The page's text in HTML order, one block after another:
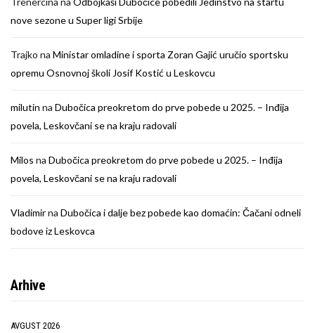
nove sezone u Super ligi Srbije
Trajko na Ministar omladine i sporta Zoran Gajić uručio sportsku
opremu Osnovnoj školi Josif Kostić u Leskovcu
milutin na Dubočica preokretom do prve pobede u 2025. – Inđija
povela, Leskovčani se na kraju radovali
Milos na Dubočica preokretom do prve pobede u 2025. – Inđija
povela, Leskovčani se na kraju radovali
Vladimirna Dubočica i dalje bez pobede kao domaćin: Čačani odneli
bodove iz Leskovca
Arhive
AVGUST 2026